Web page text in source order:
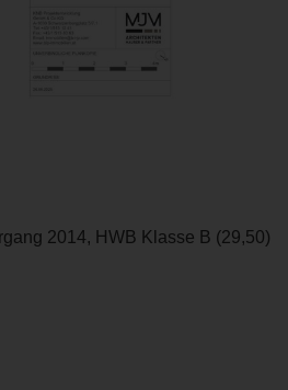
2014, HWB Klasse B (29,50)